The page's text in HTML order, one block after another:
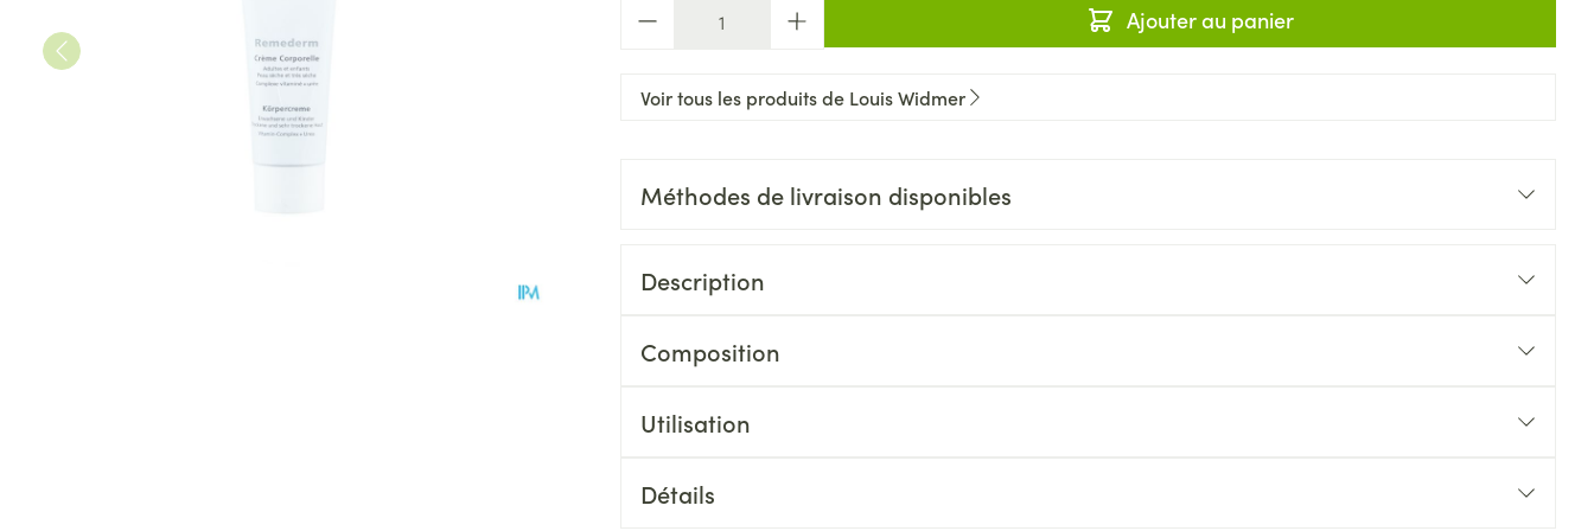
Ajouter au panier
Voir tous les produits de Louis Widmer
Méthodes de livraison disponibles
Description
Composition
Utilisation
Détails